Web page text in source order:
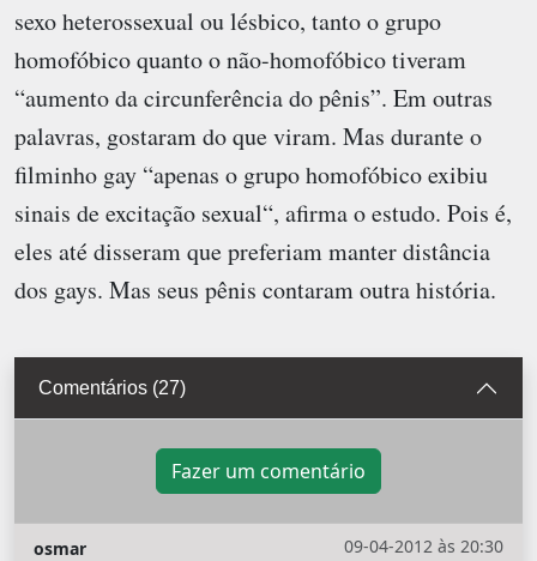
sexo heterossexual ou lésbico, tanto o grupo
homofóbico quanto o não-homofóbico tiveram
“aumento da circunferência do pênis”. Em outras
palavras, gostaram do que viram. Mas durante o
filminho gay “apenas o grupo homofóbico exibiu
sinais de excitação sexual“, afirma o estudo. Pois é,
eles até disseram que preferiam manter distância
dos gays. Mas seus pênis contaram outra história.
Comentários (27)
Fazer um comentário
09-04-2012 às 20:30
osmar